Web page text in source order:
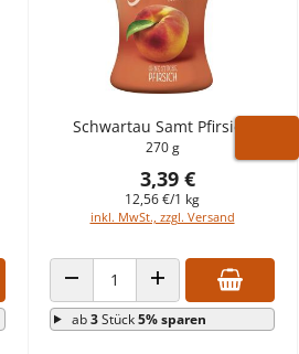
Schwartau Samt Pfirsich
270 g
3,39 €
12,56 €/1 kg
inkl. MwSt., zzgl. Versand
ANZAHL VERRINGERNANZAHL ERHÖHEN
ab3Stück5% sparen